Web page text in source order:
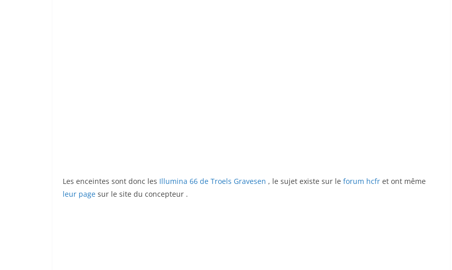
Les enceintes sont donc les Illumina 66 de Troels Gravesen , le sujet existe sur le forum hcfr et ont même
leur page sur le site du concepteur .